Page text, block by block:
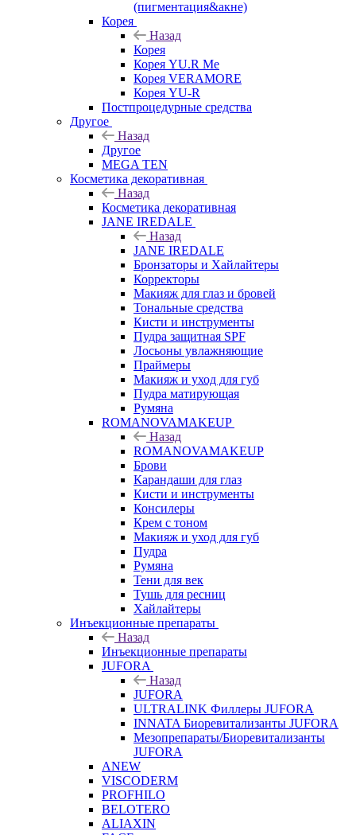
(пигментация&акне)
Корея
Назад
Корея
Корея YU.R Me
Корея VERAMORE
Корея YU-R
Постпроцедурные средства
Другое
Назад
Другое
MEGA TEN
Косметика декоративная
Назад
Косметика декоративная
JANE IREDALE
Назад
JANE IREDALE
Бронзаторы и Хайлайтеры
Корректоры
Макияж для глаз и бровей
Тональные средства
Кисти и инструменты
Пудра защитная SPF
Лосьоны увлажняющие
Праймеры
Макияж и уход для губ
Пудра матирующая
Румяна
ROMANOVAMAKEUP
Назад
ROMANOVAMAKEUP
Брови
Карандаши для глаз
Кисти и инструменты
Консилеры
Крем с тоном
Макияж и уход для губ
Пудра
Румяна
Тени для век
Тушь для ресниц
Хайлайтеры
Инъекционные препараты
Назад
Инъекционные препараты
JUFORA
Назад
JUFORA
ULTRALINK Филлеры JUFORA
INNATA Биоревитализанты JUFORA
Мезопрепараты/Биоревитализанты
JUFORA
ANEW
VISCODERM
PROFHILO
BELOTERO
ALIAXIN